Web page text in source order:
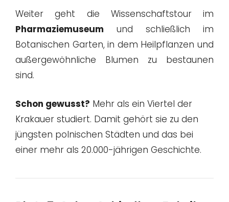
Weiter geht die Wissenschaftstour im
Pharmaziemuseum und schließlich im
Botanischen Garten, in dem Heilpflanzen und
außergewöhnliche Blumen zu bestaunen
sind.
Schon gewusst? Mehr als ein Viertel der
Krakauer studiert. Damit gehört sie zu den
jüngsten polnischen Städten und das bei
einer mehr als 20.000-jährigen Geschichte.